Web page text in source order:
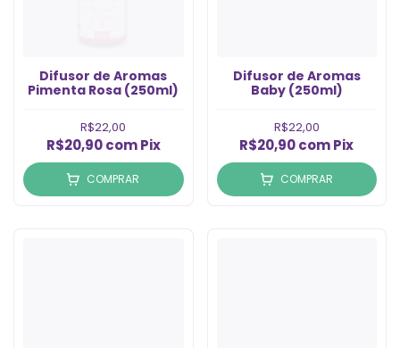
Difusor de Aromas
Pimenta Rosa (250ml)
R$22,00
R$20,90com Pix
COMPRAR
Difusor de Aromas
Baby (250ml)
R$22,00
R$20,90comPix
COMPRAR